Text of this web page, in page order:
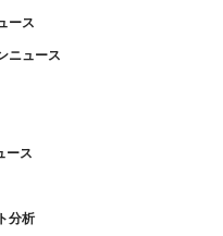
ース
ニュース
ース
分析